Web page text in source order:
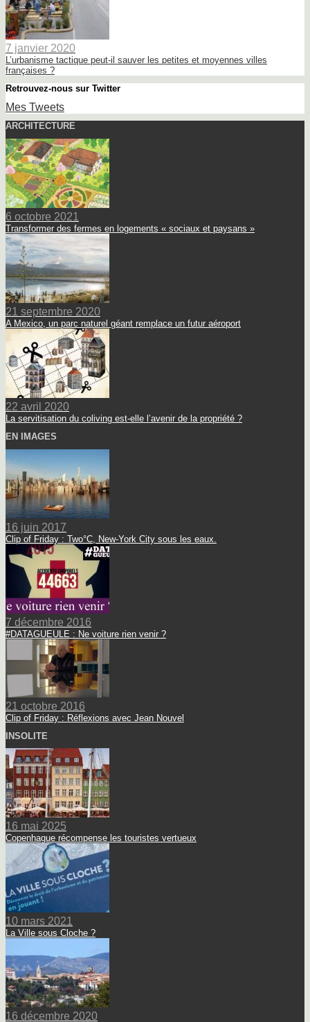
7 janvier 2020
L’urbanisme tactique peut-il sauver les petites et moyennes villes
françaises ?
Retrouvez-nous sur Twitter
Mes Tweets
ARCHITECTURE
6 octobre 2021
Transformer des fermes en logements « sociaux et paysans »
21 septembre 2020
A Mexico, un parc naturel géant remplace un futur aéroport
22 avril 2020
La servitisation du coliving est-elle l’avenir de la propriété ?
EN IMAGES
16 juin 2017
Clip of Friday : Two°C, New-York City sous les eaux.
7 décembre 2016
#DATAGUEULE : Ne voiture rien venir ?
21 octobre 2016
Clip of Friday : Réflexions avec Jean Nouvel
INSOLITE
16 mai 2025
Copenhague récompense les touristes vertueux
10 mars 2021
La Ville sous Cloche ?
16 décembre 2020